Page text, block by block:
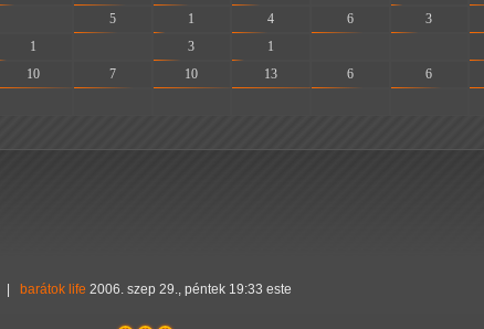
5 1 4 6 3
1 3 1
10 7 10 13 6 6
barátok life 2006. szep 29., péntek 19:33 este